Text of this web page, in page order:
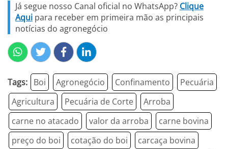
Já segue nosso Canal oficial no WhatsApp? Clique
Aqui para receber em primeira mão as principais
notícias do agronegócio
Tags: Boi Agronegócio Confinamento
Pecuária
Agricultura
Pecuária de Corte
Arroba
carne no atacado
valor da arroba
carne bovina
preço do boi
cotação do boi
carcaça bovina